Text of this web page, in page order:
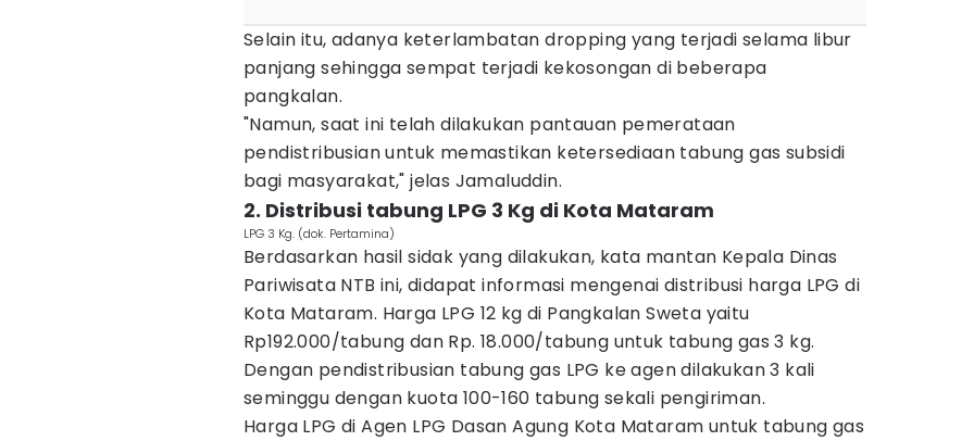
Selain itu, adanya keterlambatan dropping yang terjadi selama libur
panjang sehingga sempat terjadi kekosongan di beberapa
pangkalan.
"Namun, saat ini telah dilakukan pantauan pemerataan
pendistribusian untuk memastikan ketersediaan tabung gas subsidi
bagi masyarakat," jelas Jamaluddin.
2. Distribusi tabung LPG 3 Kg di Kota Mataram
LPG 3 Kg. (dok. Pertamina)
Berdasarkan hasil sidak yang dilakukan, kata mantan Kepala Dinas
Pariwisata NTB ini, didapat informasi mengenai distribusi harga LPG di
Kota Mataram. Harga LPG 12 kg di Pangkalan Sweta yaitu
Rp192.000/tabung dan Rp. 18.000/tabung untuk tabung gas 3 kg.
Dengan pendistribusian tabung gas LPG ke agen dilakukan 3 kali
seminggu dengan kuota 100-160 tabung sekali pengiriman.
Harga LPG di Agen LPG Dasan Agung Kota Mataram untuk tabung gas